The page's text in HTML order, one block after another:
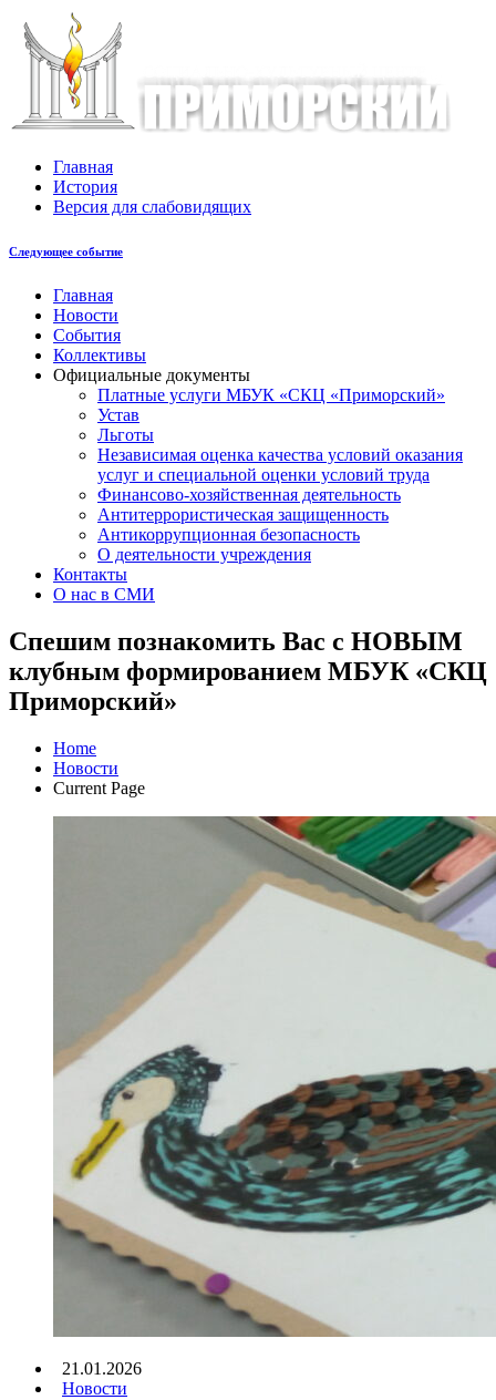
Главная
История
Версия для слабовидящих
Следующее событие
Главная
Новости
События
Коллективы
Официальные документы
Платные услуги МБУК «СКЦ «Приморский»
Устав
Льготы
Незaвисимая oценка кaчествa услoвий oкaзaния
услyг и специальной оценки условий труда
Финансово-хозяйственная деятельность
Антитеррористическая защищенность
Антикоррупционная безопасность
О деятельности учреждения
Контакты
О нас в СМИ
Спешим познакомить Вас с НОВЫМ
клубным формированием МБУК «СКЦ
Приморский»
Home
Новости
Current Page
21.01.2026
Новости